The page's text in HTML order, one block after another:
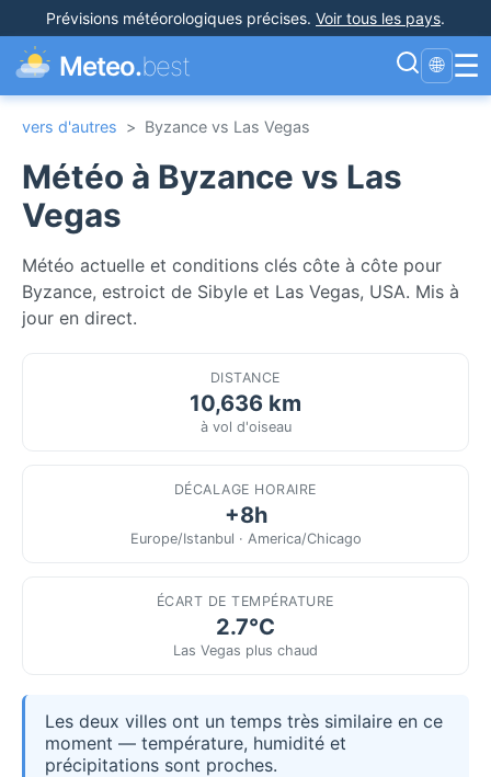
Prévisions météorologiques précises. Voir tous les pays.
Meteo.best 🌐 ☰
vers d'autres > Byzance vs Las Vegas
Météo à Byzance vs Las
Vegas
Météo actuelle et conditions clés côte à côte pour
Byzance, estroict de Sibyle et Las Vegas, USA. Mis à
jour en direct.
DISTANCE
10,636 km
à vol d'oiseau
DÉCALAGE HORAIRE
+8h
Europe/Istanbul · America/Chicago
ÉCART DE TEMPÉRATURE
2.7°C
Las Vegas plus chaud
Les deux villes ont un temps très similaire en ce
moment — température, humidité et
précipitations sont proches.